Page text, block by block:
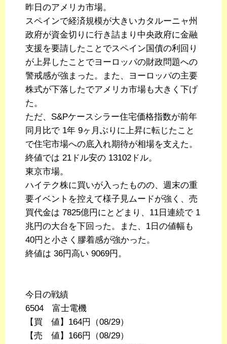
昨日のアメリカ市場。
スペインで経済規模が大きいカタルーニャ州
政府が資金切りに行き詰まり中央政府に金融
支援を要請したことでスペイン国債の利回り
が上昇したことでヨーロッパの財政問題への
警戒感が強まった。また、ヨーロッパの主要
株式が下落したでアメリカ市場も大きく下げ
た。
ただ、S&Pケースシラー住宅価格指数が前年
同月比で 1年 9ヶ月ぶりに上昇に転じたこと
で住宅市場への底入れ期待が相場を支えた。
終値では 21ドル安の 13102ドル。
東京市場。
ハイテク株に買いが入ったものの、週末の重
要イベントを控えて様子見ムードが強く、売
買代金は 7825億円にとどまり、11日連続で 1
兆円の大台を下回った。また、1日の値幅も
40円と小さく膠着感が強かった。
終値は 36円高い 9069円。
今日の戦績
6504 富士電機
【買 値】164円（08/29）
【売 値】166円（08/29）